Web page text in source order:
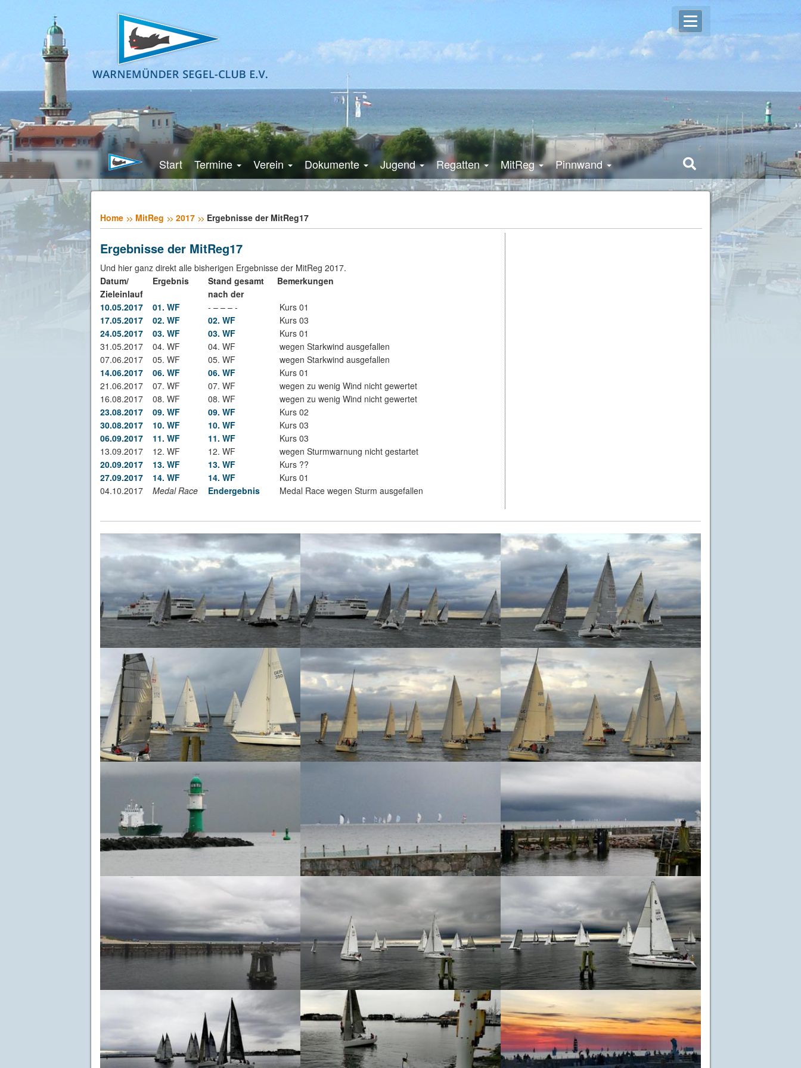
Open
user
settings
Start Termine Verein Dokumente Jugend Regatten MitReg Pinnwand
Home MitReg 2017 Ergebnisse der MitReg17
Ergebnisse der MitReg17
Und hier ganz direkt alle bisherigen Ergebnisse der MitReg 2017.
Datum/
Zieleinlauf
Ergebnis
Stand gesamt
nach der
Bemerkungen
10.05.2017 01. WF - – – – -
Kurs 01
17.05.2017
02. WF 02. WF
Kurs 03
24.05.2017
03. WF 03. WF
Kurs 01
31.05.2017
04. WF 04. WF
wegen Starkwind ausgefallen
07.06.2017
05. WF 05. WF
wegen Starkwind ausgefallen
14.06.2017
06. WF 06. WF
Kurs 01
21.06.2017
07. WF 07. WF
wegen zu wenig Wind nicht gewertet
16.08.2017
08. WF 08. WF
wegen zu wenig Wind nicht gewertet
23.08.2017
09. WF 09. WF
Kurs 02
30.08.2017
10. WF 10. WF
Kurs 03
06.09.2017
11. WF 11. WF
Kurs 03
13.09.2017
12. WF 12. WF
wegen Sturmwarnung nicht gestartet
20.09.2017
13. WF 13. WF
Kurs ??
27.09.2017
14. WF 14. WF
Kurs 01
04.10.2017
Medal Race Endergebnis Medal Race wegen Sturm ausgefallen